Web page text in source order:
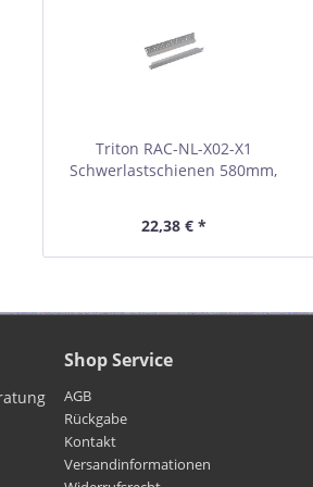
Triton RAC-NL-X02-X1
Schwerlastschienen 580mm,
22,38 € *
Shop Service
AGB
Rückgabe
Kontakt
Versandinformationen